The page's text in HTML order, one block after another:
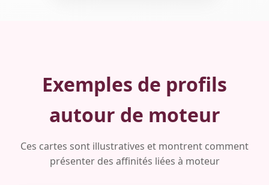
Exemples de profils
autour de moteur
Ces cartes sont illustratives et montrent comment
présenter des affinités liées à moteur